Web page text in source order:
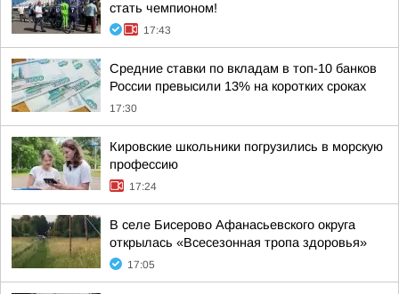
стать чемпионом!
17:43
Средние ставки по вкладам в топ-10 банков
России превысили 13% на коротких сроках
17:30
Кировские школьники погрузились в морскую
профессию
17:24
В селе Бисерово Афанасьевского округа
открылась «Всесезонная тропа здоровья»
17:05